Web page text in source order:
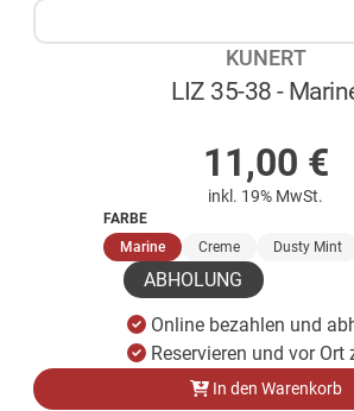
KUNERT
LIZ 35-38 -
11,00 €
inkl. 19% MwSt.
FARBE
Marine(ausgewählt)
Creme Dusty Mint
ABHOLUNG
Online bezahlen und
Reservieren und vor Ort
In den Warenkorb